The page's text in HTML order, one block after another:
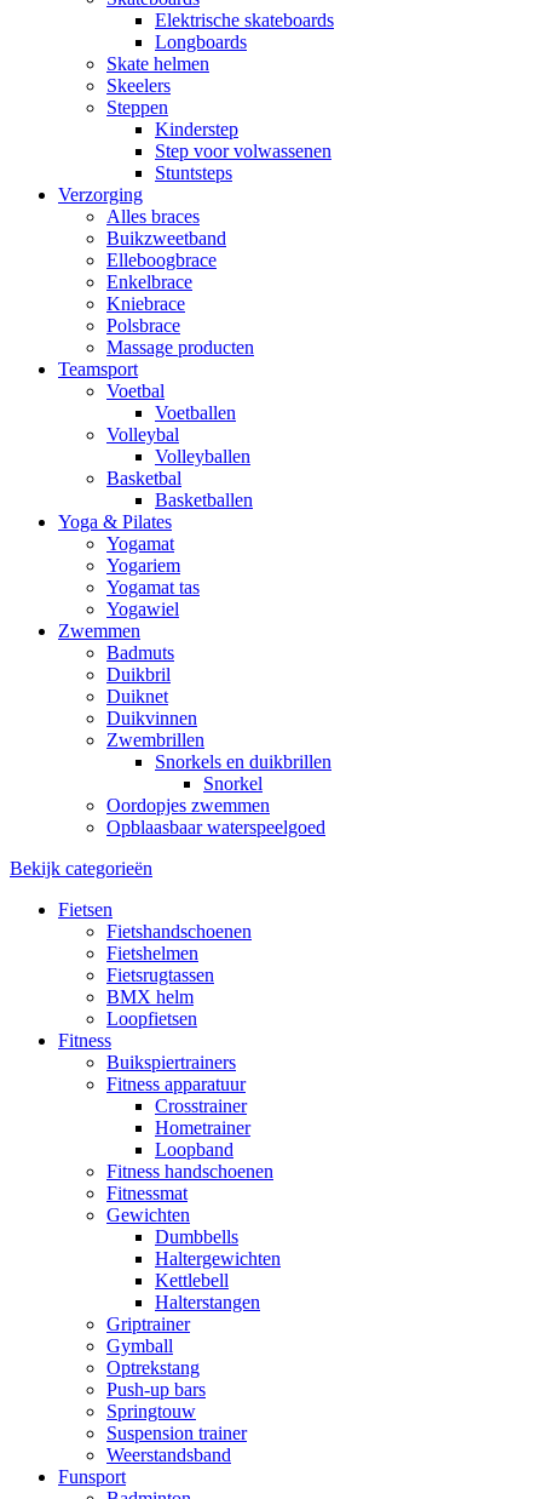
Elektrische skateboards
Longboards
Skate helmen
Skeelers
Steppen
Kinderstep
Step voor volwassenen
Stuntsteps
Verzorging
Alles braces
Buikzweetband
Elleboogbrace
Enkelbrace
Kniebrace
Polsbrace
Massage producten
Teamsport
Voetbal
Voetballen
Volleybal
Volleyballen
Basketbal
Basketballen
Yoga & Pilates
Yogamat
Yogariem
Yogamat tas
Yogawiel
Zwemmen
Badmuts
Duikbril
Duiknet
Duikvinnen
Zwembrillen
Snorkels en duikbrillen
Snorkel
Oordopjes zwemmen
Opblaasbaar waterspeelgoed
Bekijk categorieën
Fietsen
Fietshandschoenen
Fietshelmen
Fietsrugtassen
BMX helm
Loopfietsen
Fitness
Buikspiertrainers
Fitness apparatuur
Crosstrainer
Hometrainer
Loopband
Fitness handschoenen
Fitnessmat
Gewichten
Dumbbells
Haltergewichten
Kettlebell
Halterstangen
Griptrainer
Gymball
Optrekstang
Push-up bars
Springtouw
Suspension trainer
Weerstandsband
Funsport